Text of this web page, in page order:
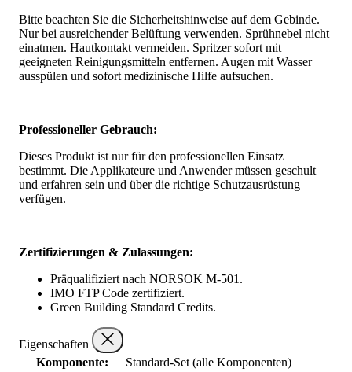
Bitte beachten Sie die Sicherheitshinweise auf dem Gebinde.
Nur bei ausreichender Belüftung verwenden. Sprühnebel nicht
einatmen. Hautkontakt vermeiden. Spritzer sofort mit
geeigneten Reinigungsmitteln entfernen. Augen mit Wasser
ausspülen und sofort medizinische Hilfe aufsuchen.
Professioneller Gebrauch:
Dieses Produkt ist nur für den professionellen Einsatz
bestimmt. Die Applikateure und Anwender müssen geschult
und erfahren sein und über die richtige Schutzausrüstung
verfügen.
Zertifizierungen & Zulassungen:
Präqualifiziert nach NORSOK M-501.
IMO FTP Code zertifiziert.
Green Building Standard Credits.
Eigenschaften
Komponente:
Standard-Set (alle Komponenten)